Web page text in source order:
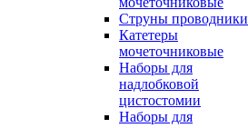
Струны проводники
Катетеры
мочеточниковые
Наборы для
надлобковой
цистостомии
Наборы для